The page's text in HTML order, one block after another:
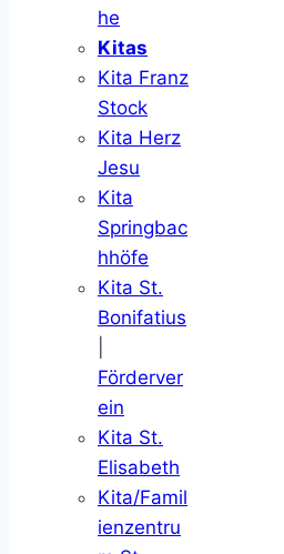
he
Kitas
Kita Franz
Stock
Kita Herz
Jesu
Kita
Springbac
hhöfe
Kita St.
Bonifatius
Förderver
ein
Kita St.
Elisabeth
Kita/Famil
ienzentru